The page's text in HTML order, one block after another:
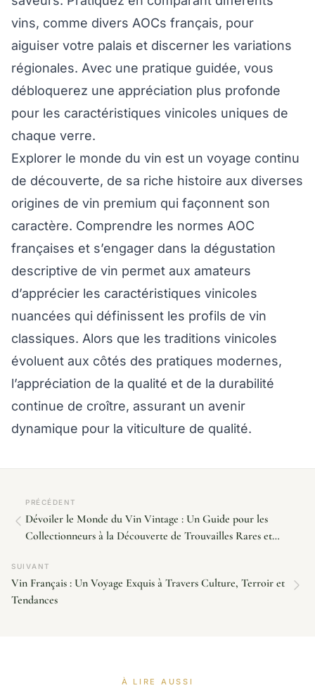
vins, comme divers AOCs français, pour
aiguiser votre palais et discerner les variations
régionales. Avec une pratique guidée, vous
débloquerez une appréciation plus profonde
pour les caractéristiques vinicoles uniques de
chaque verre.
Explorer le monde du vin est un voyage continu
de découverte, de sa riche histoire aux diverses
origines de vin premium qui façonnent son
caractère. Comprendre les normes AOC
françaises et s’engager dans la dégustation
descriptive de vin permet aux amateurs
d’apprécier les caractéristiques vinicoles
nuancées qui définissent les profils de vin
classiques. Alors que les traditions vinicoles
évoluent aux côtés des pratiques modernes,
l’appréciation de la qualité et de la durabilité
continue de croître, assurant un avenir
dynamique pour la viticulture de qualité.
PRÉCÉDENT
Dévoiler le Monde du Vin Vintage : Un Guide pour les
Collectionneurs à la Découverte de Trouvailles Rares et
SUIVANT
Vin Français : Un Voyage Exquis à Travers Culture, Terroir et
Tendances
À LIRE AUSSI